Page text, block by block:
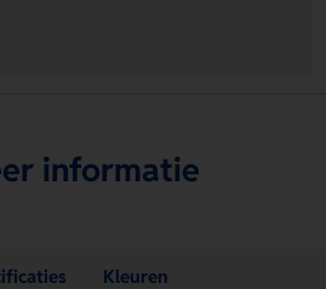
informatie
Kleuren